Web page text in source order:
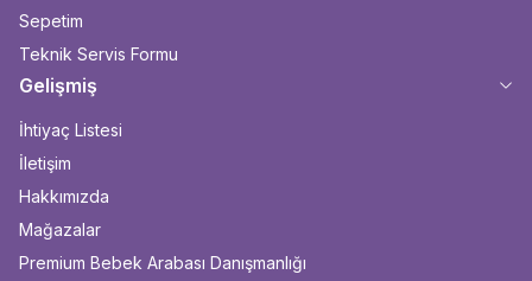
Sepetim
Teknik Servis Formu
Gelişmiş
İhtiyaç Listesi
İletişim
Hakkımızda
Mağazalar
Premium Bebek Arabası Danışmanlığı